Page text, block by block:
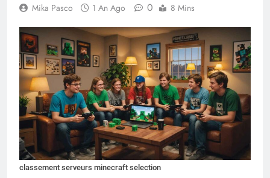
Mika Pasco 1 An Ago 0 8 Mins
classement serveurs minecraft selection